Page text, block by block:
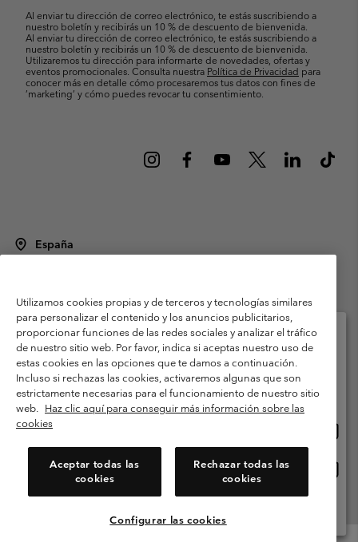
Al enviar tu dirección de correo electrónico, te estás suscribiendo a
nuestro boletín y recibirás un 10 % de descuento de bienvenida.
Al enviar tu dirección de correo electrónico, te estás suscribiendo a
nuestro boletín y recibirás un 10 % de descuento de bienvenida.
Utilizaremos tu dirección para informarte de novedades, ofertas y
eventos promocionales. Consulta nuestra Política de Privacidad para
conocer más en detalle cómo procesaremos tus datos con fines de
’marketing’ y cómo puedes revocar tu consentimiento.
España
Condiciones de uso
Terminos de Venta
Garantía
Política de Privacidad
Términos y condiciones del programa de miembros
Términos De Uso Del Contenido Generado Por Los Usuarios
Impressum
Cookies Public CBCR
Utilizamos cookies propias y de terceros y tecnologías similares
para personalizar el contenido y los anuncios publicitarios,
proporcionar funciones de las redes sociales y analizar el tráfico
de nuestro sitio web. Por favor, indica si aceptas nuestro uso de
estas cookies en las opciones que te damos a continuación.
Incluso si rechazas las cookies, activaremos algunas que son
estrictamente necesarias para el funcionamiento de nuestro sitio
web. Haz clic aquí para conseguir más información sobre las
cookies
Aceptar todas las
cookies
Rechazar todas las
cookies
Configurar las cookies
Selecciona tu país e idioma envío
Compras en línea disponibles
línea
España
Ver Todos Los Países